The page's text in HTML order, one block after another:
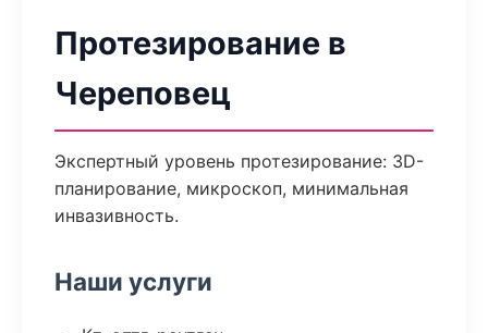
Протезирование в
Череповец
Экспертный уровень протезирование: 3D-
планирование, микроскоп, минимальная
инвазивность.
Наши услуги